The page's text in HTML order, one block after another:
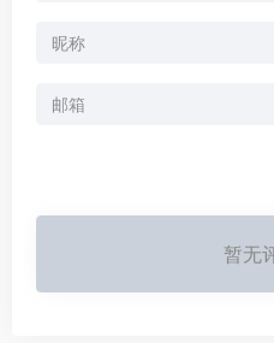
暂无